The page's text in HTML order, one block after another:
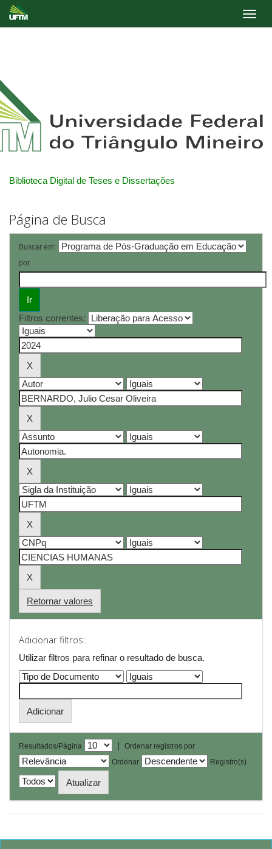
Biblioteca Digital de Teses e Dissertações
Página de Busca
Buscar em:
por
Filtros correntes:
Retornar valores
Adicionar filtros:
Utilizar filtros para refinar o resultado de busca.
Resultados/Página |
Ordenar registros por
Ordenar
Registro(s)